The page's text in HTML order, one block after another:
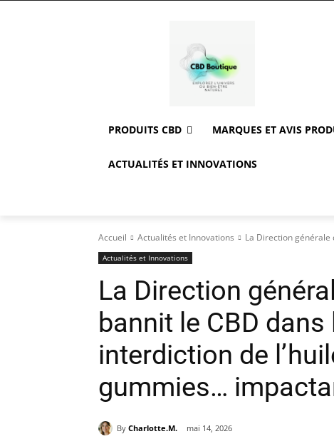
PRODUITS CBD MARQUES ET AVIS
ACTUALITÉS ET INNOVATIONS
Accueil Actualités et Innovations La Direction générale
Actualités et Innovations
La Direction
bannit le CBD dans
interdiction de
gummies…
By Charlotte.M. mai 14, 2026